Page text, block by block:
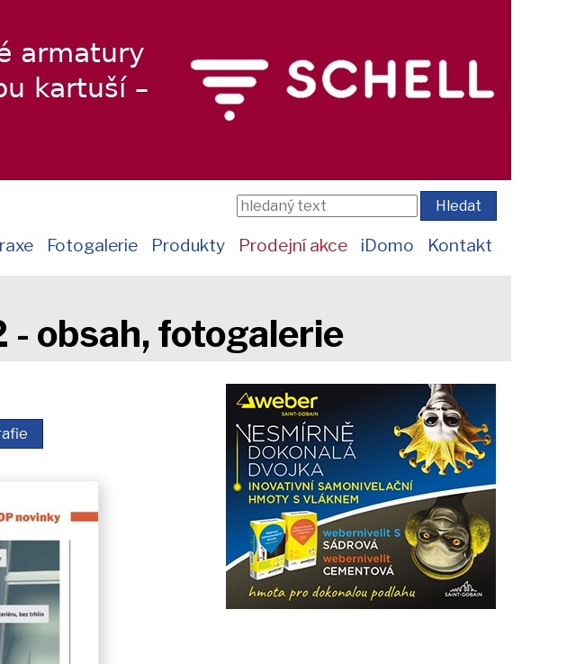
Fotogalerie Produkty Prodejní akce iDomo Kontakt
obsah, fotogalerie